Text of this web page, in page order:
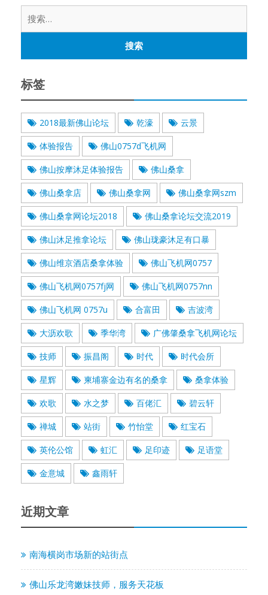
标签
2018最新佛山论坛 乾濠 云景
体验报告 佛山0757d飞机网
佛山按摩沐足体验报告 佛山桑拿
佛山桑拿店 佛山桑拿网 佛山桑拿网szm
佛山桑拿网论坛2018 佛山桑拿论坛交流2019
佛山沐足推拿论坛 佛山珑豪沐足有口暴
佛山维京酒店桑拿体验 佛山飞机网0757
佛山飞机网0757fj网 佛山飞机网0757nn
佛山飞机网 0757u 合富田 吉波湾
大沥欢歌 季华湾 广佛肇桑拿飞机网论坛
技师 振昌阁 时代 时代会所
星辉 柬埔寨金边有名的桑拿 桑拿体验
欢歌 水之梦 百佬汇 碧云轩
禅城 站街 竹怡堂 红宝石
英伦公馆 虹汇 足印迹 足语堂
金意城 鑫雨轩
近期文章
南海横岗市场新的站街点
佛山乐龙湾嫩妹技师，服务天花板